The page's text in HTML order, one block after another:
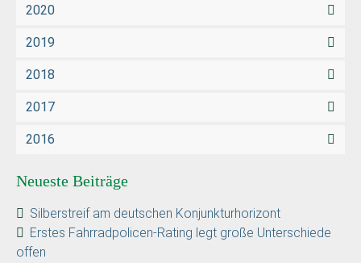
2020
2019
2018
2017
2016
Neueste Beiträge
Silberstreif am deutschen Konjunkturhorizont
Erstes Fahrradpolicen-Rating legt große Unterschiede
offen